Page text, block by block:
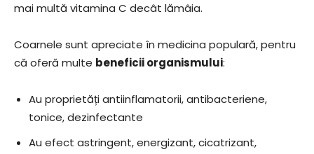
mai multă vitamina C decât lămâia.
Coarnele sunt apreciate în medicina populară, pentru
că oferă multe beneficii organismului:
Au proprietăți antiinflamatorii, antibacteriene,
tonice, dezinfectante
Au efect astringent, energizant, cicatrizant,